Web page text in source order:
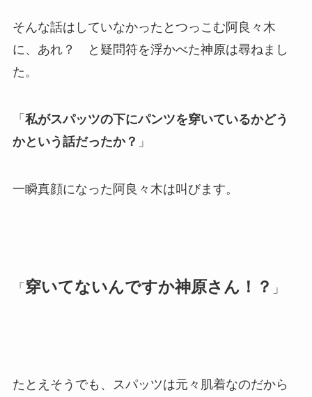
そんな話はしていなかったとつっこむ阿良々木
に、あれ？ と疑問符を浮かべた神原は尋ねまし
た。
「 私がスパッツの下にパンツを穿いているかどう
かという話だったか？ 」
一瞬真顔になった阿良々木は叫びます。
「 穿いてないんですか神原さん！？ 」
たとえそうでも、スパッツは元々肌着なのだから